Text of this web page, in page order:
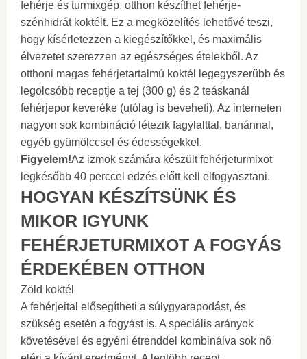
fehérje és turmixgép, otthon készíthet fehérje-
szénhidrát koktélt. Ez a megközelítés lehetővé teszi,
hogy kísérletezzen a kiegészítőkkel, és maximális
élvezetet szerezzen az egészséges ételekből. Az
otthoni magas fehérjetartalmú koktél legegyszerűbb és
legolcsóbb receptje a tej (300 g) és 2 teáskanál
fehérjepor keveréke (utólag is beveheti). Az interneten
nagyon sok kombináció létezik fagylalttal, banánnal,
egyéb gyümölccsel és édességekkel.
Figyelem!Az izmok számára készült fehérjeturmixot
legkésőbb 40 perccel edzés előtt kell elfogyasztani.
HOGYAN KÉSZÍTSÜNK ÉS
MIKOR IGYUNK
FEHÉRJETURMIXOT A FOGYÁS
ÉRDEKÉBEN OTTHON
Zöld koktél
A fehérjeital elősegítheti a súlygyarapodást, és
szükség esetén a fogyást is. A speciális arányok
követésével és egyéni étrenddel kombinálva sok nő